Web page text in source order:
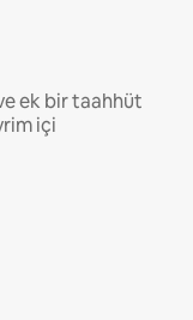
ek bir taahhüt
içi